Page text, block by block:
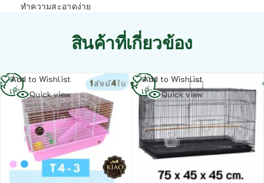
ทำความสะอาดง่าย
สินค้าที่เกี่ยวข้อง
Add to Wishlist
Quick view
อ่าน
เพิ่ม
Add to Wishlist
Quick view
อ่าน
เพิ่ม